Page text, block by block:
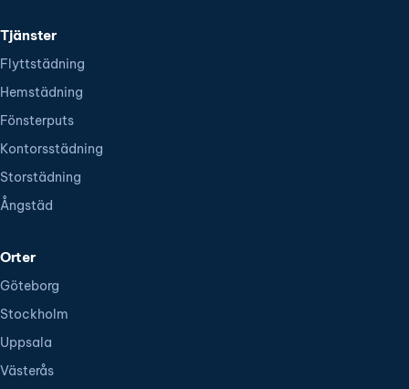
Tjänster
Flyttstädning
Hemstädning
Fönsterputs
Kontorsstädning
Storstädning
Ångstäd
Orter
Göteborg
Stockholm
Uppsala
Västerås